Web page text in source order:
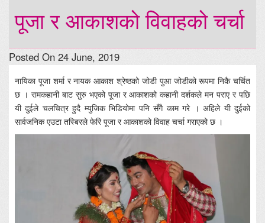
पूजा र आकाशको विवाहको चर्चा
Posted On 24 June, 2019
नायिका पूजा शर्मा र नायक आकाश श्रेष्ठको जोडी पुआ जोडीको रूपमा निकै चर्चित
छ । रामकहानी बाट सुरु भएको पूजा र आकाशको कहानी दर्शकले मन पराए र पछि
यी दुईले चलचित्र हुदै म्युजिक भिडियोमा पनि सँगै काम गरे । अहिले यी दुईको
सार्वजनिक एउटा तस्बिरले फेरि पूजा र आकाशको विवाह चर्चा गराएको छ ।